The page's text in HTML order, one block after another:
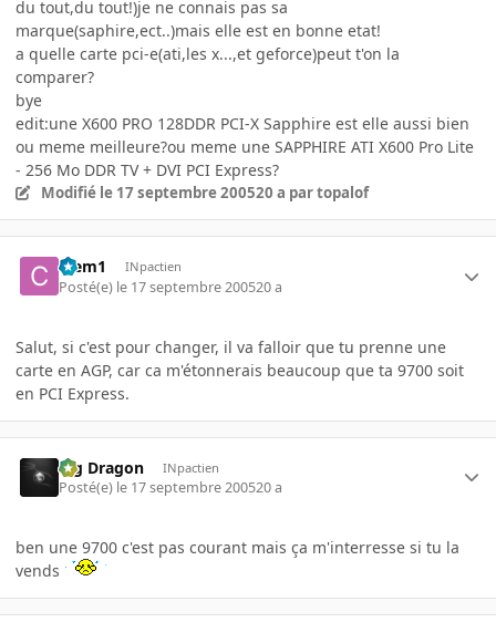
du tout,du tout!)je ne connais pas sa
marque(saphire,ect..)mais elle est en bonne etat!
a quelle carte pci-e(ati,les x...,et geforce)peut t'on la
comparer?
bye
edit:une X600 PRO 128DDR PCI-X Sapphire est elle aussi bien
ou meme meilleure?ou meme une SAPPHIRE ATI X600 Pro Lite
- 256 Mo DDR TV + DVI PCI Express?
Modifié le 17 septembre 200520 a par topalof
Clem1 INpactien
Posté(e) le 17 septembre 200520 a
Salut, si c'est pour changer, il va falloir que tu prenne une
carte en AGP, car ca m'étonnerais beaucoup que ta 9700 soit
en PCI Express.
Big Dragon INpactien
Posté(e) le 17 septembre 200520 a
ben une 9700 c'est pas courant mais ça m'interresse si tu la
vends